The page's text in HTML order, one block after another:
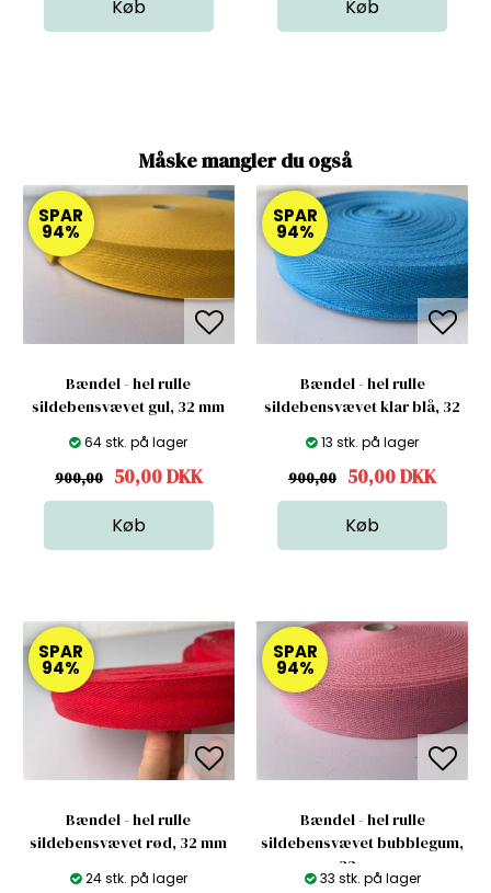
Måske mangler du også
SPAR
94%
Bændel - hel rulle
sildebensvævet gul, 32 mm
64 stk. på lager
900,00
50,00DKK
SPAR
94%
Bændel - hel rulle
sildebensvævet klar blå, 32
13 stk. på lager
900,00
50,00DKK
SPAR
94%
Bændel - hel rulle
sildebensvævet rød, 32 mm
24 stk. på lager
SPAR
94%
Bændel - hel rulle
sildebensvævet bubblegum,
32 mm
33 stk. på lager